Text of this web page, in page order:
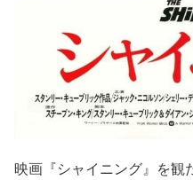
映画『シャイニング』を観